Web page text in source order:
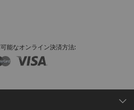
能なオンライン決済方法: